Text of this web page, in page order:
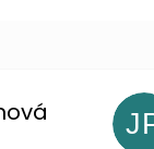
5 z 5 hvězdiček.